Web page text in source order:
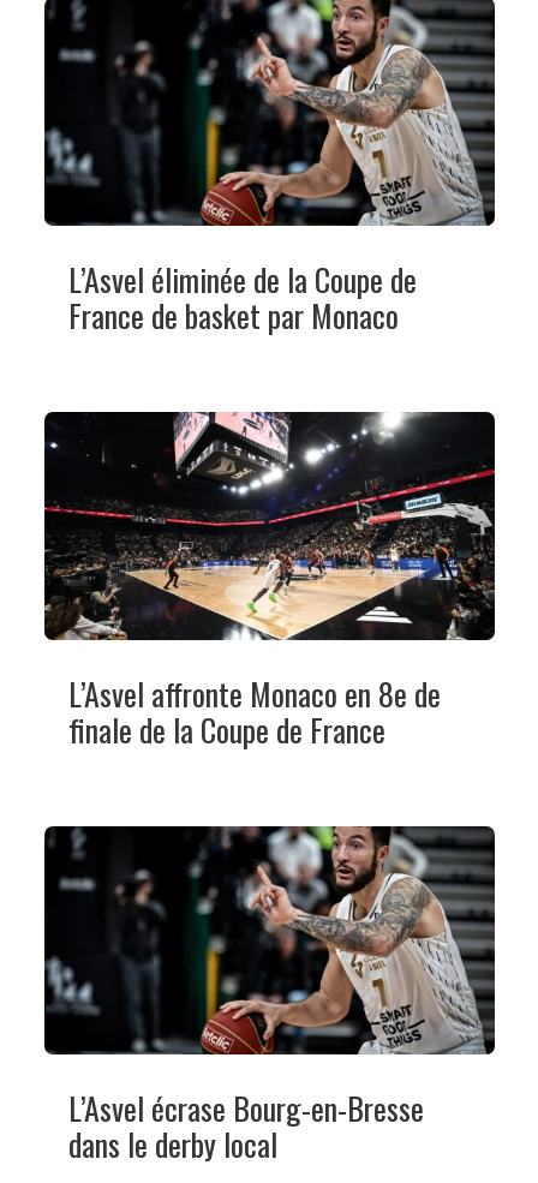
L’Asvel éliminée de la Coupe de
France de basket par Monaco
L’Asvel affronte Monaco en 8e de
finale de la Coupe de France
L’Asvel écrase Bourg-en-Bresse
dans le derby local